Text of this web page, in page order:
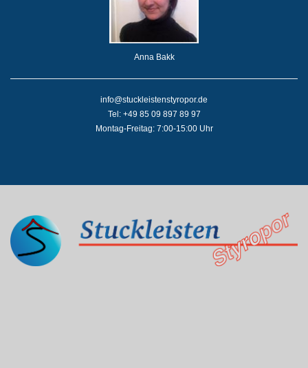
Anna Bakk
info@stuckleistenstyropor.de
Tel: +49 85 09 897 89 97
Montag-Freitag: 7:00-15:00 Uhr